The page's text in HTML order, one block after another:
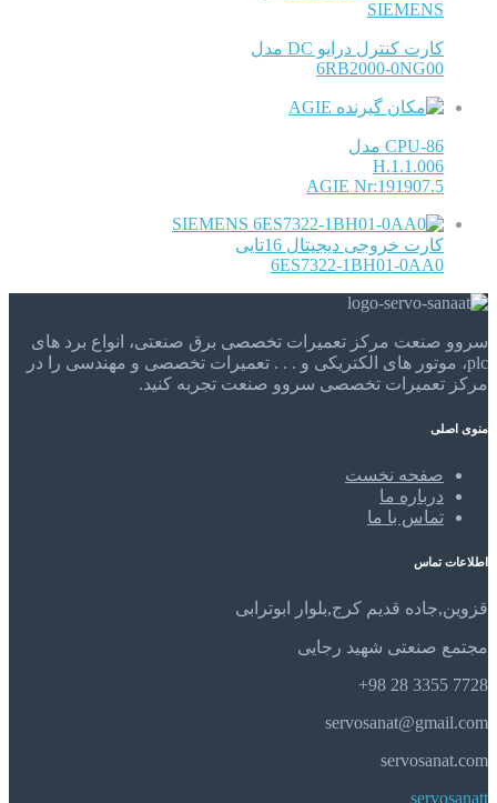
SIEMENS
کارت کنترل درایو DC مدل
6RB2000-0NG00
AGIE
CPU-86 مدل
H.1.1.006
AGIE Nr:191907.5
SIEMENS
کارت خروجی دیجیتال 16تایی
6ES7322-1BH01-0AA0
سروو صنعت مرکز تعمیرات تخصصی برق صنعتی، انواع برد های
plc، موتور های الکتریکی و . . . تعمیرات تخصصی و مهندسی را در
مرکز تعمیرات تخصصی سروو صنعت تجربه کنید.
منوی اصلی
صفحه نخست
درباره ما
تماس با ما
اطلاعات تماس
قزوین,جاده قدیم کرج,بلوار ابوترابی
مجتمع صنعتی شهید رجایی
7728 3355 28 98+
servosanat@gmail.com
servosanat.com
servosanatt